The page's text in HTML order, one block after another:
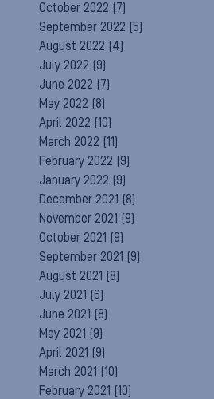
October 2022 (7)
September 2022 (5)
August 2022 (4)
July 2022 (9)
June 2022 (7)
May 2022 (8)
April 2022 (10)
March 2022 (11)
February 2022 (9)
January 2022 (9)
December 2021 (8)
November 2021 (9)
October 2021 (9)
September 2021 (9)
August 2021 (8)
July 2021 (6)
June 2021 (8)
May 2021 (9)
April 2021 (9)
March 2021 (10)
February 2021 (10)